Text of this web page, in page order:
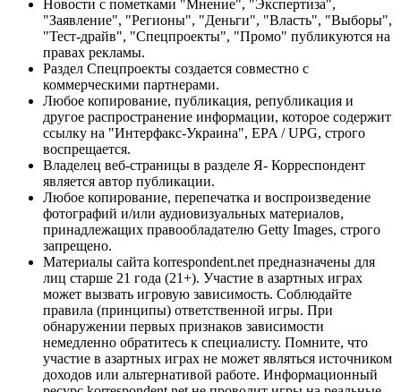
Новости с пометками "Мнение", "Экспертиза",
"Заявление", "Регионы", "Деньги", "Власть", "Выборы",
"Тест-драйв", "Спецпроекты", "Промо" публикуются на
правах рекламы.
Раздел Спецпроекты создается совместно с
коммерческими партнерами.
Любое копирование, публикация, републикация и
другое распространение информации, которое содержит
ссылку на "Интерфакс-Украина", EPA / UPG, строго
воспрещается.
Владелец веб-страницы в разделе Я- Корреспондент
является автор публикации.
Любое копирование, перепечатка и воспроизведение
фотографий и/или аудиовизуальных материалов,
принадлежащих правообладателю Getty Images, строго
запрещено.
Материалы сайта korrespondent.net предназначены для
лиц старше 21 года (21+). Участие в азартных играх
может вызвать игровую зависимость. Соблюдайте
правила (принципы) ответственной игры. При
обнаружении первых признаков зависимости
немедленно обратитесь к специалисту. Помните, что
участие в азартных играх не может являться источником
доходов или альтернативой работе. Информационный